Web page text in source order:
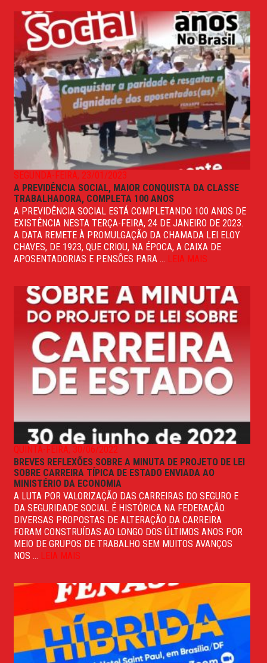
SEGUNDA-FEIRA, 23/01/2023
A PREVIDÊNCIA SOCIAL, MAIOR CONQUISTA DA CLASSE
TRABALHADORA, COMPLETA 100 ANOS
A PREVIDÊNCIA SOCIAL ESTÁ COMPLETANDO 100 ANOS DE
EXISTÊNCIA NESTA TERÇA-FEIRA, 24 DE JANEIRO DE 2023.
A DATA REMETE À PROMULGAÇÃO DA CHAMADA LEI ELOY
CHAVES, DE 1923, QUE CRIOU, NA ÉPOCA, A CAIXA DE
APOSENTADORIAS E PENSÕES PARA ... LEIA MAIS
QUINTA-FEIRA, 30/06/2022
BREVES REFLEXÕES SOBRE A MINUTA DE PROJETO DE LEI
SOBRE CARREIRA TÍPICA DE ESTADO ENVIADA AO
MINISTÉRIO DA ECONOMIA
A LUTA POR VALORIZAÇÃO DAS CARREIRAS DO SEGURO E
DA SEGURIDADE SOCIAL É HISTÓRICA NA FEDERAÇÃO.
DIVERSAS PROPOSTAS DE ALTERAÇÃO DA CARREIRA
FORAM CONSTRUÍDAS AO LONGO DOS ÚLTIMOS ANOS POR
MEIO DE GRUPOS DE TRABALHO SEM MUITOS AVANÇOS
NOS ... LEIA MAIS